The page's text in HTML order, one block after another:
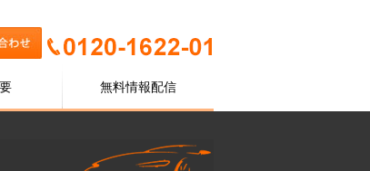
無料情報配信